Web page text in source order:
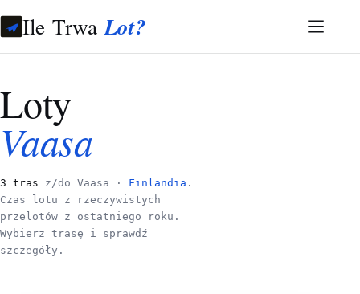
Ile TrwaLot?
Loty
Vaasa
3 tras z/do Vaasa · Finlandia .
Czas lotu z rzeczywistych
przelotów z ostatniego roku.
Wybierz trasę i sprawdź
szczegóły.